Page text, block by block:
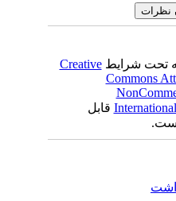
تحت شرایطCreative
Commons
قابل